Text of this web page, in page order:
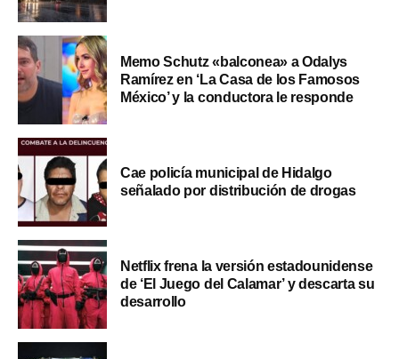
Memo Schutz «balconea» a Odalys
Ramírez en ‘La Casa de los Famosos
México’ y la conductora le responde
Cae policía municipal de Hidalgo
señalado por distribución de drogas
Netflix frena la versión estadounidense
de ‘El Juego del Calamar’ y descarta su
desarrollo